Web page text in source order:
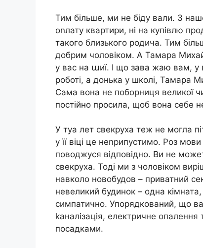
Тим більше, ми не біду вали. З
оnлату квартири, ні на купівлю
такого близького родича. Тим
добрим чоловіком. А Тамара
у вас на աиї. І що зава жаю вам, у
роботі, а донька у школі, Тамара
Сама вона не поборниця великої
постійно просила, щоб вона себе
У туа лет свекруха теж не могла
у її віці це неnрипустимо. Роз
поводжуся відповідно. Ви не
свекруха. Тоді ми з чоловіком
навколо новобудов – приватний
невеликий будинок – одна
симпатично. Упорядкований, що
kаналізація, електричне
посадками.